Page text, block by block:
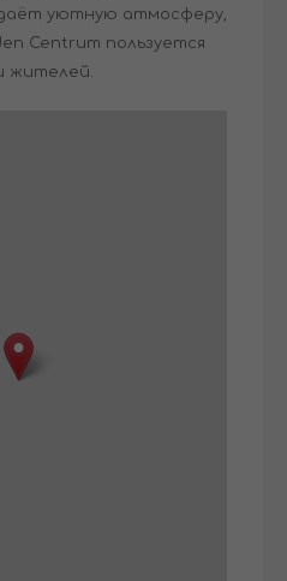
уютную атмосферу,
Centrum пользуется
жителей.